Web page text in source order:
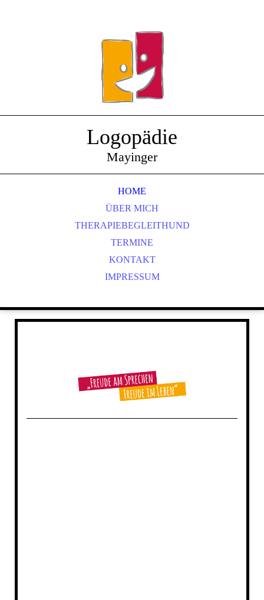
Logopädie
Mayinger
HOME
ÜBER MICH
THERAPIEBEGLEITHUND
TERMINE
KONTAKT
IMPRESSUM